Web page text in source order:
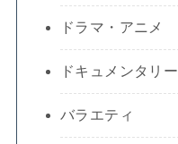
ドラマ・アニメ
ドキュメンタリー
バラエティ